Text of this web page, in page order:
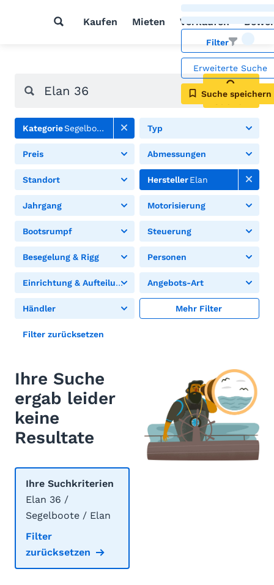
Kaufen Mieten Verkaufen
Filter
Erweiterte Suche
Suche speichern
Suchen
KategorieSegelboote Typ
Preis Abmessungen
Standort HerstellerElan
Jahrgang Motorisierung
Bootsrumpf Steuerung
Besegelung & Rigg Personen
Einrichtung & Aufteilung Angebots-Art
Händler Mehr Filter
Filter zurücksetzen
Ihre Suche
ergab leider
keine
Resultate
Ihre Suchkriterien
Elan 36 /
Segelboote / Elan
Filter
zurücksetzen